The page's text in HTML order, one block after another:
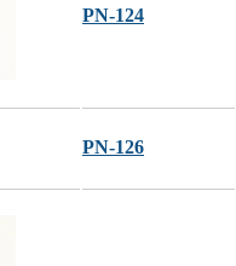
PN-124
PN-126